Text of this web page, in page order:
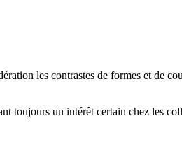
les contrastes de formes et de
toujours un intérêt certain chez les